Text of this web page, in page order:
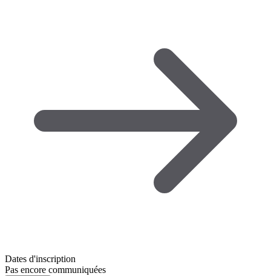
Dates d'inscription
Pas encore communiquées